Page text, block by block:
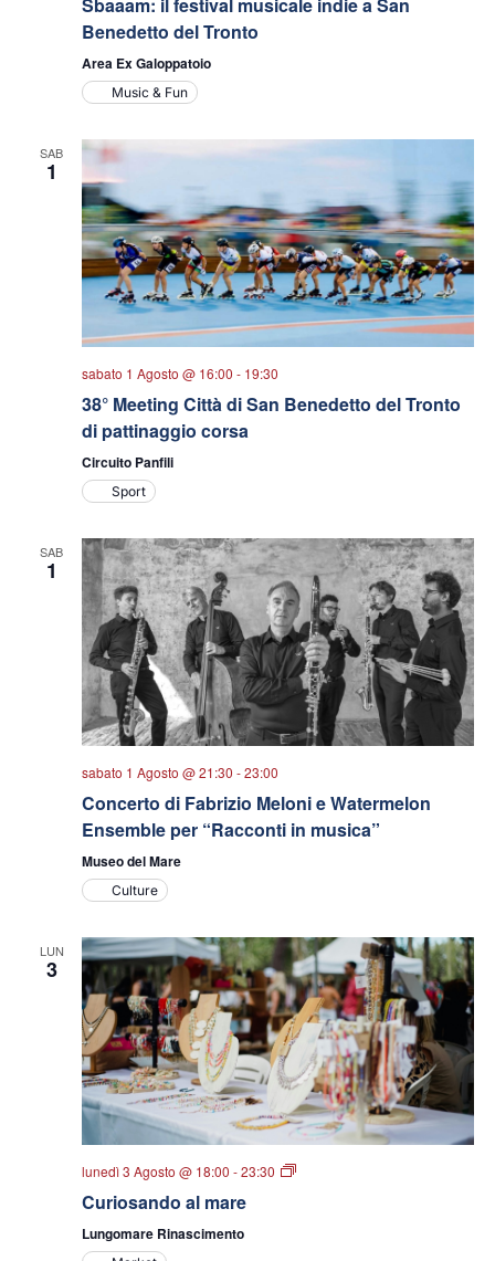
Sbaaam: il festival musicale indie a San
Benedetto del Tronto
Area Ex Galoppatoio
Music & Fun
SAB
1
sabato 1 Agosto @ 16:00 - 19:30
38° Meeting Città di San Benedetto del Tronto
di pattinaggio corsa
Circuito Panfili
Sport
SAB
1
sabato 1 Agosto @ 21:30 -23:00
Concerto di Fabrizio Meloni e Watermelon
Ensemble per “Racconti in musica”
Museo del Mare
Culture
LUN
3
lunedì 3 Agosto @ 18:00 -23:30
Curiosando
Curiosando al mare
Lungomare Rinascimento